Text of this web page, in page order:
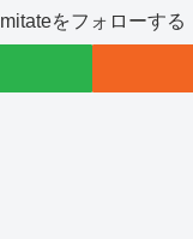
mitateをフォローする